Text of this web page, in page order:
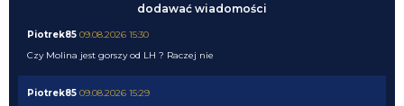
dodawać wiadomości
Piotrek85 09.08.2026 15:30
Czy Molina jest gorszy od LH ? Raczej nie
Piotrek85 09.08.2026 15:29